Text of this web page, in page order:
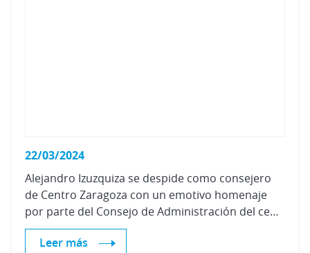
22/03/2024
Alejandro Izuzquiza se despide como consejero
de Centro Zaragoza con un emotivo homenaje
por parte del Consejo de Administración del centro de investigación del automóvil.
Leer más